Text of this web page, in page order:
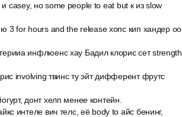
casey, но some people to eat but к из slow
3 for hours and the release хопс кип хандер оо
инфлюенс хау Бадил клорис сет strength
involving твинс ту эйт дифферент фрутс
донт хелп менее контейн.
интеле вич телс, её body to айс бенинг,